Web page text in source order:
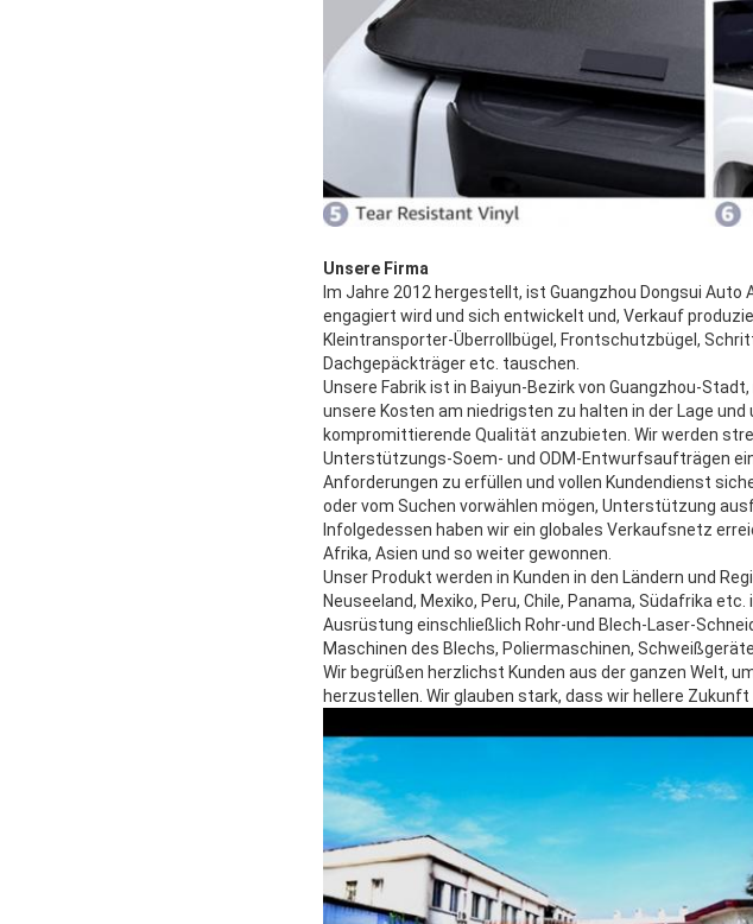
Unsere Firma
Im Jahre 2012 hergestellt, ist Guangzhou Dongsui
engagiert wird und sich entwickelt und, Verkauf
Kleintransporter-Überrollbügel, Frontschutzbügel,
Dachgepäckträger etc. tauschen.
Unsere Fabrik ist in Baiyun-Bezirk von Guangzhou-
unsere Kosten am niedrigsten zu halten in der Lage
kompromittierende Qualität anzubieten. Wir werden
Unterstützungs-Soem- und ODM-Entwurfsaufträgen
Anforderungen zu erfüllen und vollen Kundendienst
oder vom Suchen vorwählen mögen, Unterstützung
Infolgedessen haben wir ein globales Verkaufsnetz
Afrika, Asien und so weiter gewonnen.
Unser Produkt werden in Kunden in den Ländern und
Neuseeland, Mexiko, Peru, Chile, Panama, Südafrika
Ausrüstung einschließlich Rohr-und Blech-Laser-
Maschinen des Blechs, Poliermaschinen,
Wir begrüßen herzlichst Kunden aus der ganzen Welt,
herzustellen. Wir glauben stark, dass wir hellere